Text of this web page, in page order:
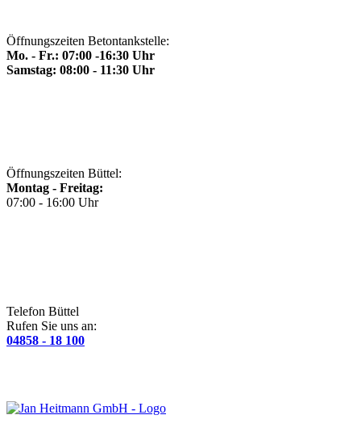
Öffnungszeiten Betontankstelle:
Mo. - Fr.: 07:00 -16:30 Uhr
Samstag: 08:00 - 11:30 Uhr
Öffnungszeiten Büttel:
Montag - Freitag:
07:00 - 16:00 Uhr
Telefon Büttel
Rufen Sie uns an:
04858 - 18 100